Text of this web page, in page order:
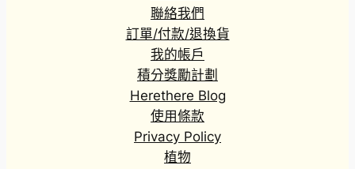
聯絡我們
訂單/付款/退換貨
我的帳戶
積分獎勵計劃
Herethere Blog
使用條款
Privacy Policy
植物